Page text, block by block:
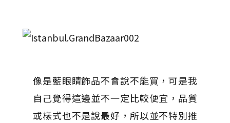
像是藍眼睛飾品不會說不能買，可是我
自己覺得這邊並不一定比較便宜，品質
或樣式也不是說最好，所以並不特別推